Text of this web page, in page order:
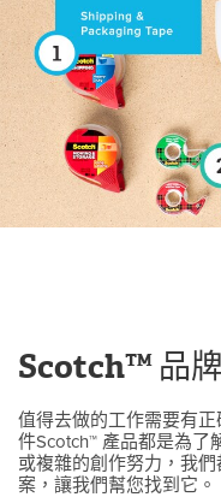
Scotch™ 品
值得去做的工作需要有
件Scotch™ 產品都是為了
或複雜的創作努力，我
案，讓我們幫您找到它。